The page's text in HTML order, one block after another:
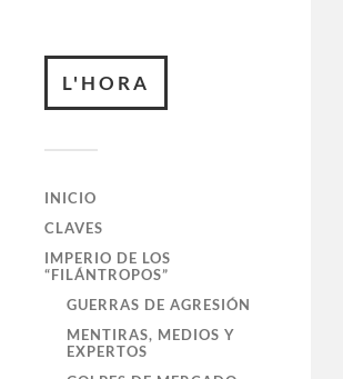
L'HORA
INICIO
CLAVES
IMPERIO DE LOS
“FILÁNTROPOS”
GUERRAS DE AGRESIÓN
MENTIRAS, MEDIOS Y
EXPERTOS